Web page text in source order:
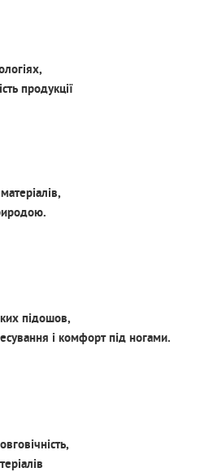
продукції
підошов,
і комфорт під ногами.